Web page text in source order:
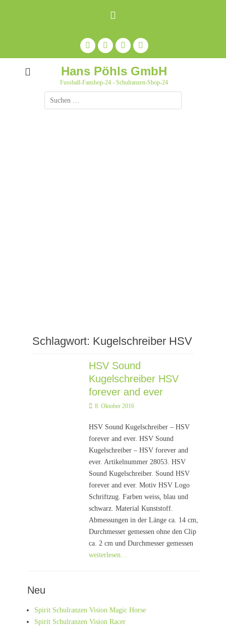
Facebook
Feed
Auf
Pinterest
pinnen
YouTube
Hans Pöhls GmbH
Fussball-Fanshop-24 - Schulranzen-Shop-24
Suche
nach:
Schlagwort: Kugelschreiber HSV
HSV Sound
Kugelschreiber HSV
forever and ever
Posted
8. Oktober 2016
HSV Sound Kugelschreiber – HSV
forever and ever. HSV Sound
Kugelschreiber – HSV forever and
ever. Artikelnummer 28053. HSV
Sound Kugelschreiber. Sound HSV
forever and ever. Motiv HSV Logo
Schriftzug. Farben weiss, blau und
schwarz. Material Kunststoff.
Abmessungen in der Länge ca. 14 cm,
Durchmesser gemessen ohne den Clip
ca. 2 cm und Durchmesser gemessen
weiterlesen…
Neu
Spirit Schulranzen Vision Magic Horse
Spirit Schulranzen Vision Racer